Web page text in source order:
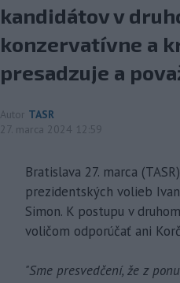
kandidátov v
konzervatívne a
presadzuje a
Autor TASR
27. marca 2024 12:59
Bratislava 27. marca
prezidentských volieb
Simon. K postupu v
voličom odporúčať ani
"Sme presvedčení, že z